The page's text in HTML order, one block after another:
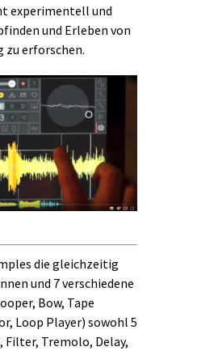
experimentell und
und Erleben von
zu erforschen.
die gleichzeitig
und 7 verschiedene
Bow, Tape
Loop Player) sowohl 5
Tremolo, Delay,